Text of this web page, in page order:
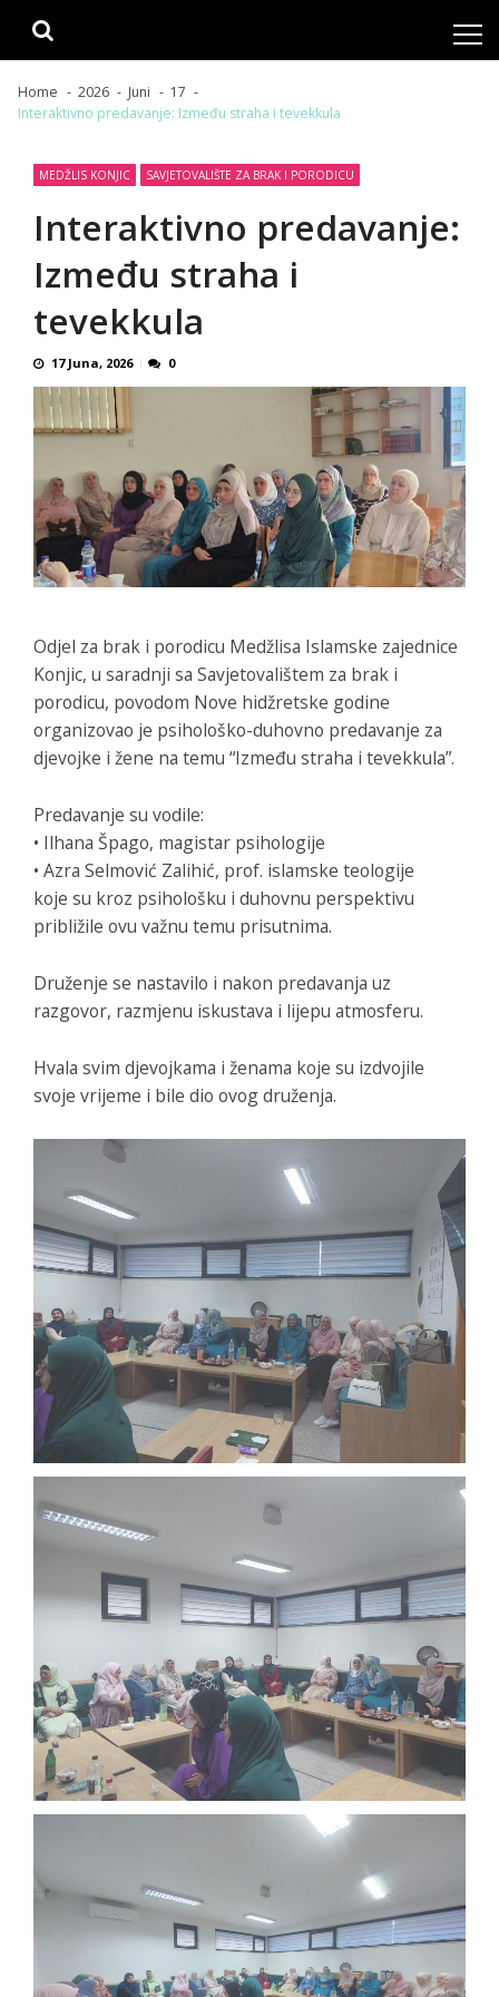
Home 2026 Juni
17
Interaktivno predavanje: Između straha i tevekkula
MEDŽLIS KONJIC SAVJETOVALIŠTE ZA BRAK I PORODICU
Interaktivno predavanje:
Između straha i
tevekkula
17 Juna, 2026 0
Odjel za brak i porodicu Medžlisa Islamske zajednice
Konjic, u saradnji sa Savjetovalištem za brak i
porodicu, povodom Nove hidžretske godine
organizovao je psihološko-duhovno predavanje za
djevojke i žene na temu “Između straha i tevekkula”.
Predavanje su vodile:
• Ilhana Špago, magistar psihologije
• Azra Selmović Zalihić, prof. islamske teologije
koje su kroz psihološku i duhovnu perspektivu
približile ovu važnu temu prisutnima.
Druženje se nastavilo i nakon predavanja uz
razgovor, razmjenu iskustava i lijepu atmosferu.
Hvala svim djevojkama i ženama koje su izdvojile
svoje vrijeme i bile dio ovog druženja.